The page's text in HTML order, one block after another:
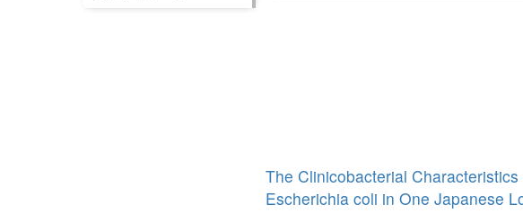
The Clinicobacterial
Escherichia coli in One Japanese